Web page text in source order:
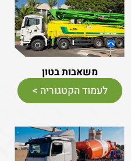
משאבות בטון
לעמוד הקטגוריה >